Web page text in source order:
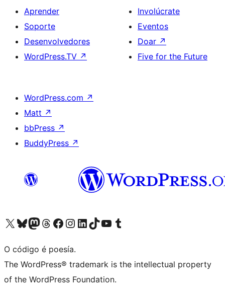
Aprender
Soporte
Desenvolvedores
WordPress.TV ↗
Involúcrate
Eventos
Doar ↗
Five for the Future
WordPress.com ↗
Matt ↗
bbPress ↗
BuddyPress ↗
Visita la cuenta de X (anteriormente Twitter)
Visita a nosa conta de Bluesky
Visita a nosa conta de Mastodon
Visita a nosa conta de Threads
Visita a nosa páxina de Facebook
Visita a nosa conta de Instagram
Visita a nosa conta de LinkedIn
Visita a nosa conta de TikTok
Visita a nosa canle de YouTube
Visita a nosa conta de Tumblr
O código é poesía.
The WordPress® trademark is the intellectual property
of the WordPress Foundation.